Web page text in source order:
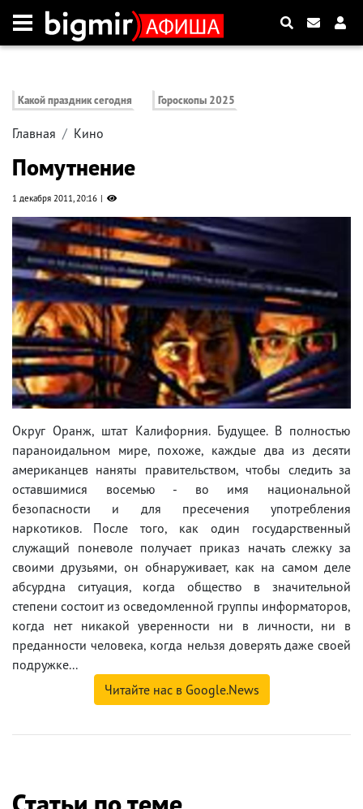
Какой праздник сегодня Гороскопы 2025
Главная Кино
Помутнение
1 декабря 2011, 20:16
Округ Оранж, штат Калифорния. Будущее. В полностью
параноидальном мире, похоже, каждые два из десяти
американцев наняты правительством, чтобы следить за
оставшимися восемью - во имя национальной
безопасности и для пресечения употребления
наркотиков. После того, как один государственный
служащий поневоле получает приказ начать слежку за
своими друзьями, он обнаруживает, как на самом деле
абсурдна ситуация, когда общество в значительной
степени состоит из осведомленной группы информаторов,
когда нет никакой уверенности ни в личности, ни в
преданности человека, когда нельзя доверять даже своей
подружке...
Читайте нас в Google.News